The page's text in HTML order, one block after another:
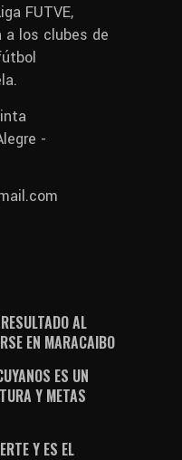
FUTVE,
los clubes de
-
AL
EN MARACAIBO
ES UN
Y METAS
Y ES EL